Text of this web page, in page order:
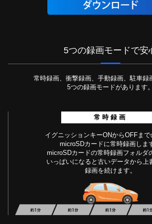
5つの録画モードで安
常時録画、衝撃録画、手動録画、駐車録
5つの録画モードがあります。
常時録画
イグニッションキーONからOFFまで
microSDカードに常時録画しま
microSDカードの常時録画フォルダ
いっぱいになると古いデータから上
録画を続けます。